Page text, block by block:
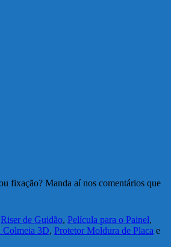
fixação? Manda aí nos comentários que
Riser de Guidão, Película para o Painel,
Colmeia 3D, Protetor Moldura de Placa e